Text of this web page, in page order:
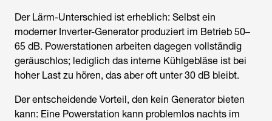
Der Lärm-Unterschied ist erheblich: Selbst ein
moderner Inverter-Generator produziert im Betrieb 50–
65 dB. Powerstationen arbeiten dagegen vollständig
geräuschlos; lediglich das interne Kühlgebläse ist bei
hoher Last zu hören, das aber oft unter 30 dB bleibt.
Der entscheidende Vorteil, den kein Generator bieten
kann: Eine Powerstation kann problemlos nachts im